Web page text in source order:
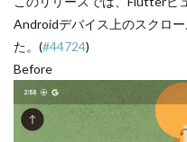
Androidデバイス上のスクロ
た。(#44724)
Before